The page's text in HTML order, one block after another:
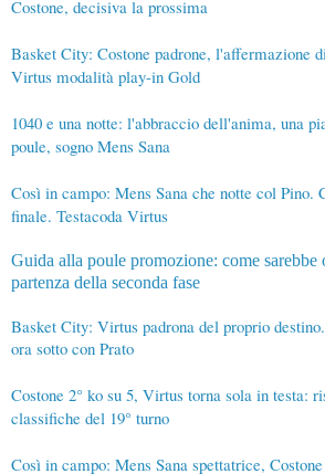
Costone, decisiva la prossima
Basket City: Costone padrone, l'affermazione
Virtus modalità play-in Gold
1040 e una notte: l'abbraccio dell'anima, una
poule, sogno Mens Sana
Così in campo: Mens Sana che notte col Pino.
finale. Testacoda Virtus
Guida alla poule promozione: come sarebbe
partenza della seconda fase
Basket City: Virtus padrona del proprio
ora sotto con Prato
Costone 2° ko su 5, Virtus torna sola in testa:
classifiche del 19° turno
Così in campo: Mens Sana spettatrice,